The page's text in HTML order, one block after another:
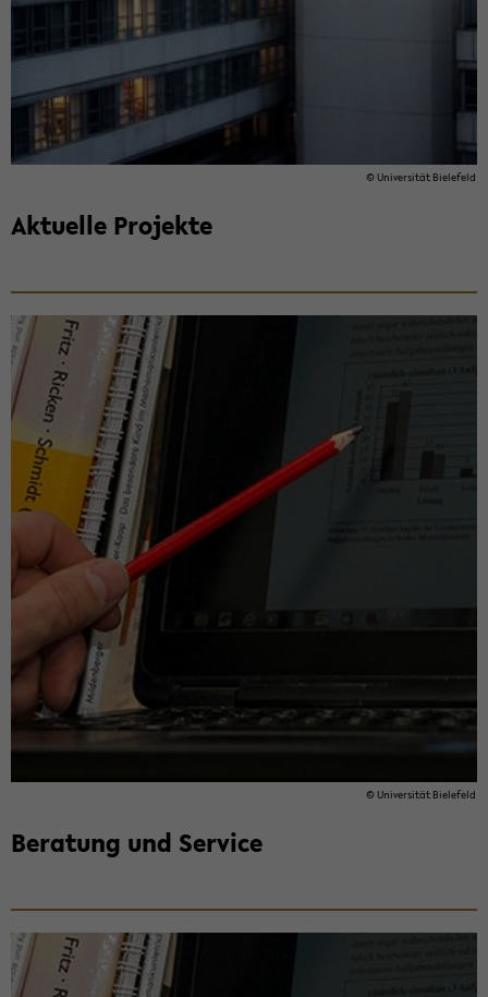
© Uni­ver­si­tät Bie­le­feld
Ak­tu­el­le Pro­jek­te
© Uni­ver­si­tät Bie­le­feld
Be­ra­tung und Ser­vice